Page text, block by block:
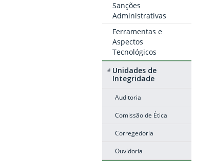
Sanções
Administrativas
Ferramentas e
Aspectos
Tecnológicos
Unidades de
Integridade
Auditoria
Comissão de Ética
Corregedoria
Ouvidoria